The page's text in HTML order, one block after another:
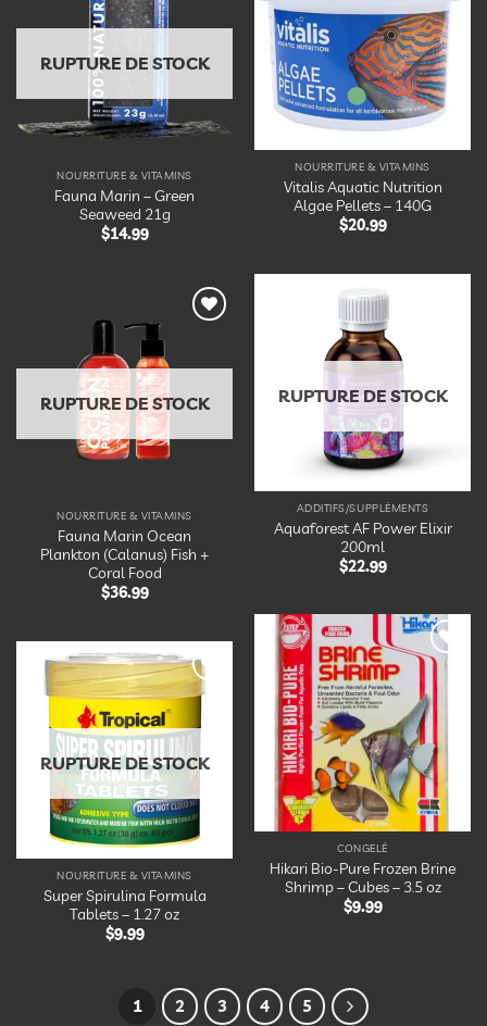
liste
d’envies
NOURRITURE & VITAMINS
Vitalis Aquatic Nutrition
Algae Pellets – 140G
$20.99
liste
RUPTURE DE STOCK
NOURRITURE & VITAMINS
Fauna Marin – Green
Seaweed 21g
$14.99
RUPTURE DE STOCK
ADDITIFS/SUPPLÉMENTS
Aquaforest AF Power Elixir
200ml
$22.99
liste
RUPTURE DE STOCK
NOURRITURE & VITAMINS
Fauna Marin Ocean
Plankton (Calanus) Fish +
Coral Food
$36.99
Ajouter
à la
liste
d’envies
CONGELÉ
Hikari Bio-Pure Frozen Brine
Shrimp – Cubes – 3.5 oz
$9.99
Ajouter
à la
liste
d’envies
RUPTURE DE STOCK
NOURRITURE & VITAMINS
Super Spirulina Formula
Tablets – 1.27 oz
$9.99
1 2 3 4 5